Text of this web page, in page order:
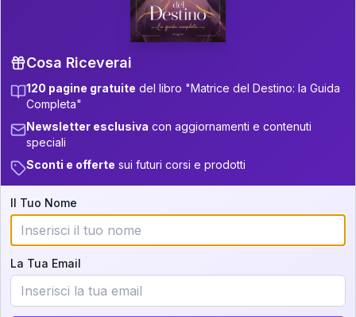
Scorri più in basso per vedere
un'interpretazione parziale gratuita della tua
Iscriviti alla newsletter per ricevere
aggiornamenti quando sarà disponibile.
Cosa scoprirete nella vostra
interpretazione:
💕 Come rafforzare la vostra unione
Cosa Riceverai
120 pagine gratuite del libro "Matrice del Destino: la Guida
Completa"
Newsletter esclusiva con aggiornamenti e contenuti
speciali
Sconti e offerte sui futuri corsi e prodotti
Il Tuo Nome
La Tua Email